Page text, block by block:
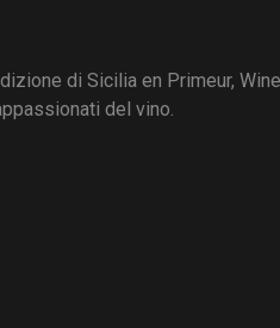
di Sicilia en Primeur,
del vino.